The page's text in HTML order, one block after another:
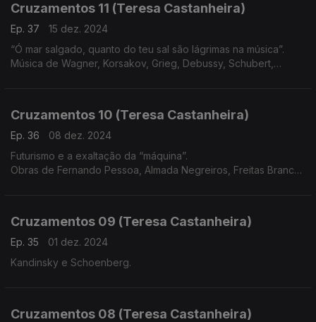
Cruzamentos 11 (Teresa Castanheira)
Ep. 37
15 dez. 2024
“Ó mar salgado, quanto do teu sal são lágrimas na música”.
Música de Wagner, Korsakov, Grieg, Debussy, Schubert,
Cruzamentos 10 (Teresa Castanheira)
Ep. 36
08 dez. 2024
Futurismo e a exaltação da “máquina”.
Obras de Fernando Pessoa, Almada Negreiros, Freitas Branco,
Cruzamentos 09 (Teresa Castanheira)
Ep. 35
01 dez. 2024
Kandinsky e Schoenberg.
Cruzamentos 08 (Teresa Castanheira)